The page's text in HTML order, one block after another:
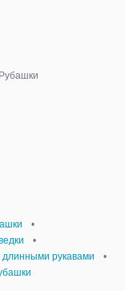
Рубашки
•
•
рукавами
•